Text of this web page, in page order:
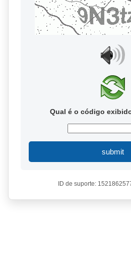
Qual é o código
submit
ID de suporte: